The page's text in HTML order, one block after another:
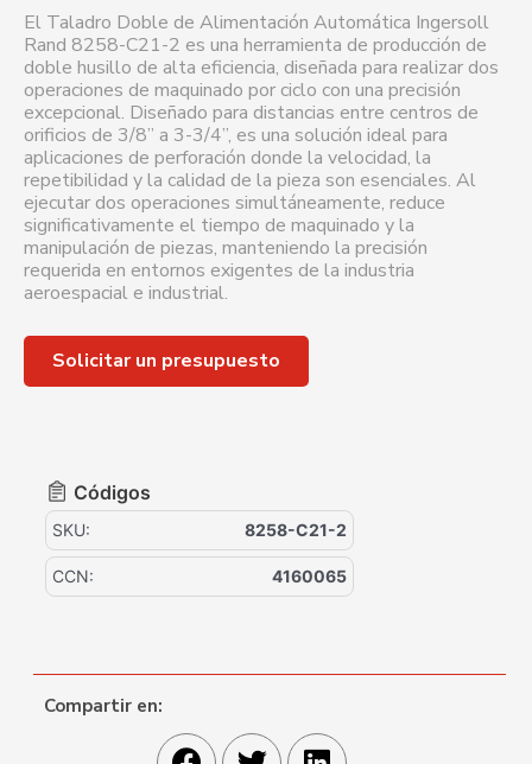
El Taladro Doble de Alimentación Automática Ingersoll
Rand 8258-C21-2 es una herramienta de producción de
doble husillo de alta eficiencia, diseñada para realizar dos
operaciones de maquinado por ciclo con una precisión
excepcional. Diseñado para distancias entre centros de
orificios de 3/8” a 3-3/4”, es una solución ideal para
aplicaciones de perforación donde la velocidad, la
repetibilidad y la calidad de la pieza son esenciales. Al
ejecutar dos operaciones simultáneamente, reduce
significativamente el tiempo de maquinado y la
manipulación de piezas, manteniendo la precisión
requerida en entornos exigentes de la industria
aeroespacial e industrial.
Solicitar un presupuesto
Códigos
SKU: 8258-C21-2
CCN: 4160065
Compartir en: